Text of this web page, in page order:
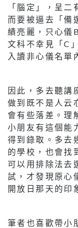
「腦定」，呈
而要被逼去「備
績亮麗，只心儀
文科不幸見「C
入讀非心儀名單
因此，多去聽講
做到既不是人云
會有些落差。理
小朋友有這個能
得到錄取。多去
的學校，也會找
可以用排除法去
試，才發現原心
開放日那天的印
筆者也喜歡帶小